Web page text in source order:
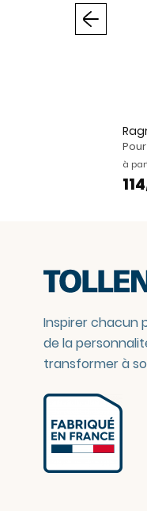
à
Inspirer chacun
de la
transformer à